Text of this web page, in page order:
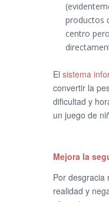
productos
centro
El sistema
convertir la
dificultad y
un juego de
Mejora la
Por desgracia
realidad y